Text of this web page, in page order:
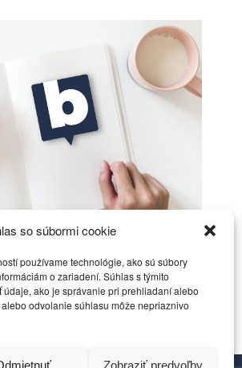
so súbormi cookie
používame technológie, ako sú súbory
o zariadení. Súhlas s týmito
ako je správanie pri prehliadaní alebo
odvolanie súhlasu môže nepriaznivo
Zobraziť predvoľby
vedú Zalužný s
2023